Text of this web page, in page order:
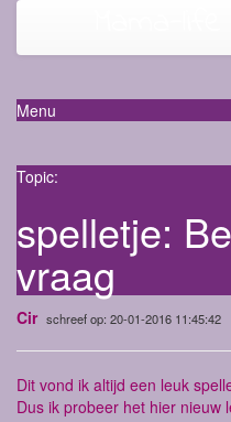
Menu
Topic:
spelletje:
vraag
Cir schreef op: 20-01-2016 11:45:42
Dit vond ik altijd een leuk
Dus ik probeer het hier nieuw